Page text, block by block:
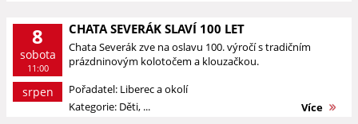
8
sobota
11:00
srpen
CHATA SEVERÁK SLAVÍ 100 LET
Chata Severák zve na oslavu 100. výročí s tradičním
prázdninovým kolotočem a klouzačkou.
Pořadatel: Liberec a okolí
Kategorie: Děti, ...
Více